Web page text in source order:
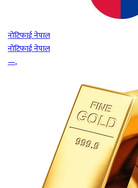
नोटिफाई नेपाल
नोटिफाई नेपाल
—,